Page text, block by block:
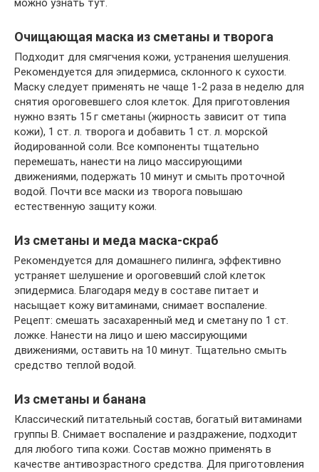
можно узнать тут.
Очищающая маска из сметаны и творога
Подходит для смягчения кожи, устранения шелушения.
Рекомендуется для эпидермиса, склонного к сухости.
Маску следует применять не чаще 1-2 раза в неделю для
снятия ороговевшего слоя клеток. Для приготовления
нужно взять 15 г сметаны (жирность зависит от типа
кожи), 1 ст. л. творога и добавить 1 ст. л. морской
йодированной соли. Все компоненты тщательно
перемешать, нанести на лицо массирующими
движениями, подержать 10 минут и смыть проточной
водой. Почти все маски из творога повышаю
естественную защиту кожи.
Из сметаны и меда маска-скраб
Рекомендуется для домашнего пилинга, эффективно
устраняет шелушение и ороговевший слой клеток
эпидермиса. Благодаря меду в составе питает и
насыщает кожу витаминами, снимает воспаление.
Рецепт: смешать засахаренный мед и сметану по 1 ст.
ложке. Нанести на лицо и шею массирующими
движениями, оставить на 10 минут. Тщательно смыть
средство теплой водой.
Из сметаны и банана
Классический питательный состав, богатый витаминами
группы B. Снимает воспаление и раздражение, подходит
для любого типа кожи. Состав можно применять в
качестве антивозрастного средства. Для приготовления